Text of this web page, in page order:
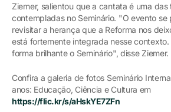
Ziemer, salientou que a cantata é uma das
contempladas no Seminário. "O evento se
revisitar a herança que a Reforma nos
está fortemente integrada nesse
forma brilhante o Seminário", disse Ziemer.
Confira a galeria de fotos Seminário
anos: Educação, Ciência e Cultura em
https://flic.kr/s/aHskYE7ZFn